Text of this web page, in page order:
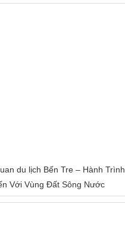
du lịch Bến Tre – Hành Trình
Với Vùng Đất Sông Nước